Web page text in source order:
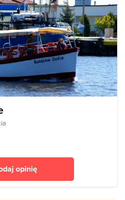
opinię